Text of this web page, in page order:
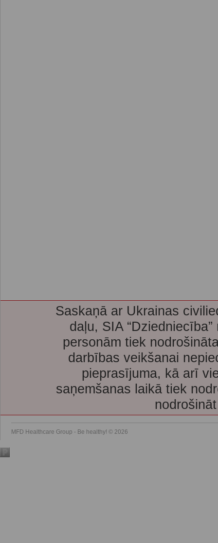
Saskaņā ar Ukrainas
daļu, SIA
personām tiek
darbības veikšanai
pieprasījuma, kā arī
saņemšanas laikā tiek
MFD Healthcare Group - Be healthy! © 2026